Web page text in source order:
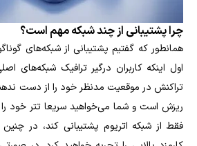
چرا پشتیبانی از چند شبکه مهم است؟
همانطور که گفتیم پشتیبانی از شبکه‌های
اول اینکه کاربران درگیر ترافیک شبکه‌های
تراکنش در موقعیت مدنظر خود را از دست
ریزش است و شما می‌خواهید سریعا تتر خود را
فقط از شبکه اتریوم پشتیبانی کند، در